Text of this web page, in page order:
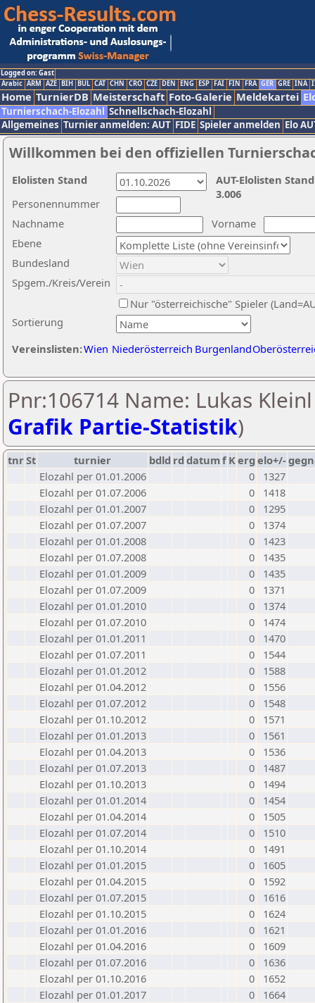
Logged on: Gast
Arabic ARM AZE BIH BUL CAT CHN CRO CZE DEN ENG ESP FAI FIN FRA GER GRE INA
Home TurnierDB Meisterschaft Foto-Galerie Meldekartei
Turnierschach-Elozahl Schnellschach-Elozahl
Allgemeines Turnier anmelden: AUT FIDE Spieler anmelden Elo
Willkommen bei den offiziellen
Nachname
Vorname
Ebene
Sortierung
Personennummer
Bundesland
Spgem./Kreis/Verein
Nur "österreichische" Spieler
Vereinslisten:Wien Niederösterreich Burgenland
AUT-Elolisten
3.006
Elolisten Stand
Pnr:106714 Name: Lukas
Grafik Partie-Statistik)
tnrSt turnier bdld rd datumf Kerg elo+/-
Elozahl per 01.01.2006
0
1327
Elozahl per 01.07.2006
0
1418
Elozahl per 01.01.2007
0
1295
Elozahl per 01.07.2007
0
1374
Elozahl per 01.01.2008
0
1423
Elozahl per 01.07.2008
0
1435
Elozahl per 01.01.2009
0
1435
Elozahl per 01.07.2009
0
1371
Elozahl per 01.01.2010
0
1374
Elozahl per 01.07.2010
0
1474
Elozahl per 01.01.2011
0
1470
Elozahl per 01.07.2011
0
1544
Elozahl per 01.01.2012
0
1588
Elozahl per 01.04.2012
0
1556
Elozahl per 01.07.2012
0
1548
Elozahl per 01.10.2012
0
1571
Elozahl per 01.01.2013
0
1561
Elozahl per 01.04.2013
0
1536
Elozahl per 01.07.2013
0
1487
Elozahl per 01.10.2013
0
1494
Elozahl per 01.01.2014
0
1454
Elozahl per 01.04.2014
0
1505
Elozahl per 01.07.2014
0
1510
Elozahl per 01.10.2014
0
1491
Elozahl per 01.01.2015
0
1605
Elozahl per 01.04.2015
0
1592
Elozahl per 01.07.2015
0
1616
Elozahl per 01.10.2015
0
1624
Elozahl per 01.01.2016
0
1621
Elozahl per 01.04.2016
0
1609
Elozahl per 01.07.2016
0
1636
Elozahl per 01.10.2016
0
1652
Elozahl per 01.01.2017
0
1664